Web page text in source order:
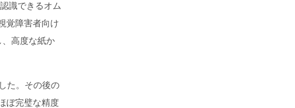
識できるオム
覚障害者向け
高度な紙か
た。その後の
ぼ完璧な精度